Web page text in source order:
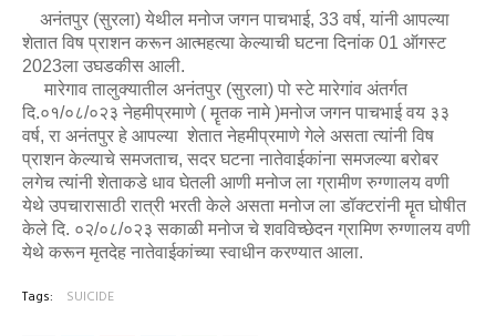
अनंतपुर (सुरला) येथील मनोज जगन पाचभाई, 33 वर्ष, यांनी आपल्या
शेतात विष प्राशन करून आत्महत्या केल्याची घटना दिनांक 01 ऑगस्ट
2023ला उघडकीस आली.
मारेगाव तालुक्यातील अनंतपुर (सुरला) पो स्टे मारेगांव अंतर्गत
दि.०१/०८/०२३ नेहमीप्रमाणे ( मॄतक नामे )मनोज जगन पाचभाई वय ३३
वर्ष, रा अनंतपुर हे आपल्या शेतात नेहमीप्रमाणे गेले असता त्यांनी विष
प्राशन केल्याचे समजताच, सदर घटना नातेवाईकांना समजल्या बरोबर
लगेच त्यांनी शेताकडे धाव घेतली आणी मनोज ला ग्रामीण रुग्णालय वणी
येथे उपचारासाठी रात्री भरती केले असता मनोज ला डॉक्टरांनी मॄत घोषीत
केले दि. ०२/०८/०२३ सकाळी मनोज चे शवविच्छेदन ग्रामिण रुग्णालय वणी
येथे करून मृतदेह नातेवाईकांच्या स्वाधीन करण्यात आला.
Tags: SUICIDE